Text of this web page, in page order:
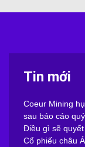
Tin mới
Coeur Mining
sau báo cáo
Điều gì sẽ
Cổ phiếu châu